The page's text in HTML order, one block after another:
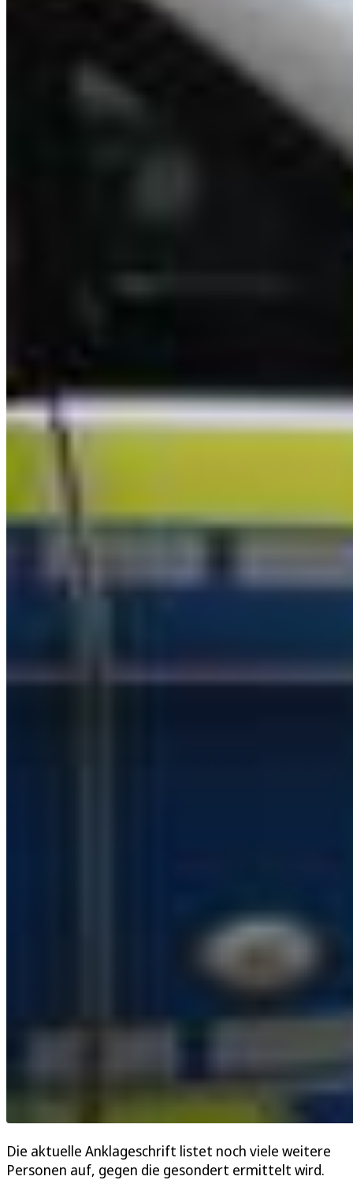
Die aktuelle Anklageschrift listet noch viele weitere
Personen auf, gegen die gesondert ermittelt wird.